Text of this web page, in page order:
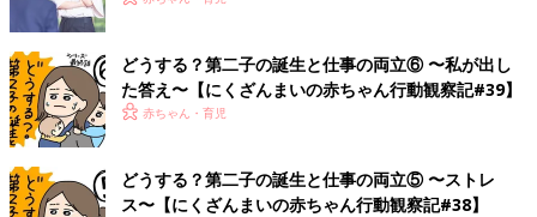
どうする？第二子の誕生と仕事の両立⑥ 〜私が出し
た答え〜【にくざんまいの赤ちゃん行動観察記#39】
赤ちゃん・育児
どうする？第二子の誕生と仕事の両立⑤ 〜ストレ
ス〜【にくざんまいの赤ちゃん行動観察記#38】